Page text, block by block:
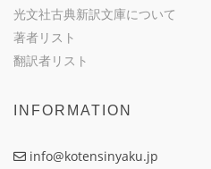
光文社古典新訳文庫について
著者リスト
翻訳者リスト
INFORMATION
info@kotensinyaku.jp